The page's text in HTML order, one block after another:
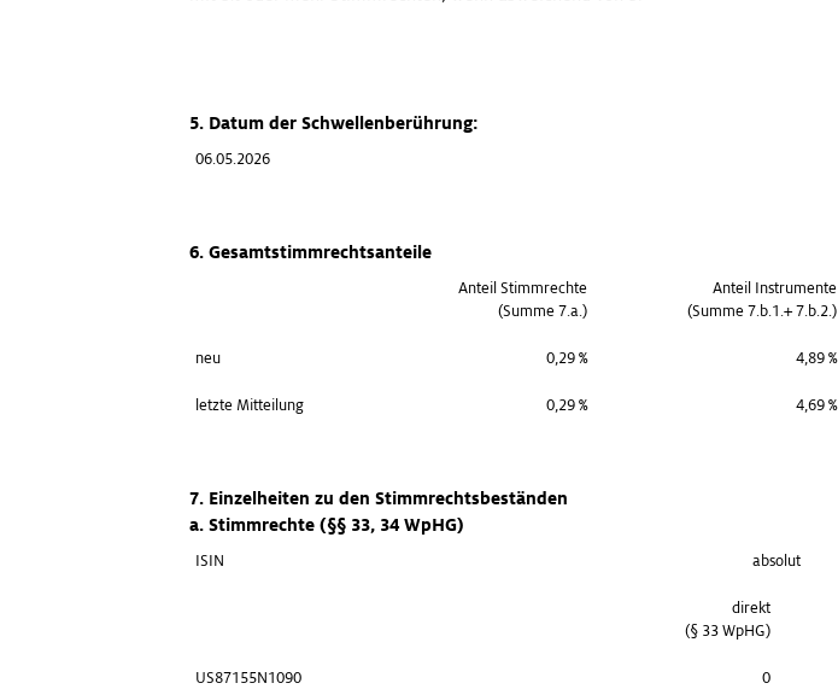
5. Datum der Schwellenberührung:
06.05.2026
6. Gesamtstimmrechtsanteile
Anteil Stimmrechte
(Summe 7.a.)
Anteil Instrumente
(Summe 7.b.1.+ 7.b.2.)
neu 0,29 % 4,89 %
letzte Mitteilung 0,29 % 4,69 %
7. Einzelheiten zu den Stimmrechtsbeständen
a. Stimmrechte (§§ 33, 34 WpHG)
ISIN absolut
direkt
(§ 33 WpHG)
US87155N1090 0